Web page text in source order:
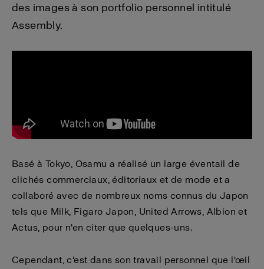
des images à son portfolio personnel intitulé
Assembly.
Basé à Tokyo, Osamu a réalisé un large éventail de
clichés commerciaux, éditoriaux et de mode et a
collaboré avec de nombreux noms connus du Japon
tels que Milk, Figaro Japon, United Arrows, Albion et
Actus, pour n'en citer que quelques-uns.
Cependant, c'est dans son travail personnel que l'œil